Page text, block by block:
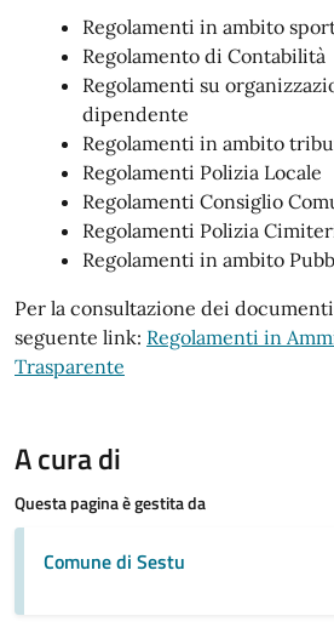
Regolamenti in ambito
Regolamento di Contabilità
Regolamenti su
dipendente
Regolamenti in ambito
Regolamenti Polizia Locale
Regolamenti Consiglio
Regolamenti Polizia
Regolamenti in ambito
Per la consultazione dei
seguente link: Regolamenti in
Trasparente
A cura di
Questa pagina è gestita da
Comune di Sestu